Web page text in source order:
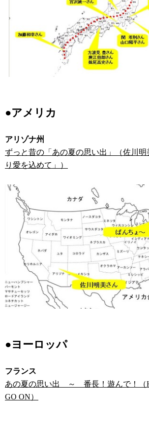
●アメリカ
アリゾナ州
ずっと昔の「あの夏の思い出」（佐川明
り愛を込めて」）
●ヨーロッパ
フランス
あの夏の思い出 ～ 番長！遊んで！（
GO ON）